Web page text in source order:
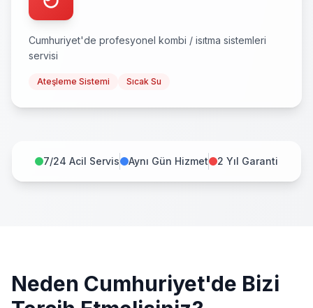
Cumhuriyet'de profesyonel kombi / isıtma sistemleri
servisi
Ateşleme Sistemi Sıcak Su
7/24 Acil Servis Aynı Gün Hizmet 2 Yıl Garanti
Neden Cumhuriyet'de Bizi